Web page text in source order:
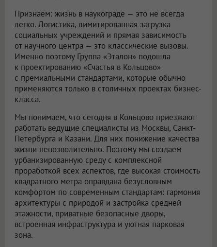
Признаем: жизнь в наукограде — это не всегда
легко. Логистика, лимитированная загрузка
социальных учреждений и прямая зависимость
от научного центра — это классические вызовы.
Именно поэтому Группа «Эталон» подошла
к проектированию «Счастья в Кольцово»
с премиальными стандартами, которые обычно
применяются только в столичных проектах бизнес-
класса.
Мы понимаем, что сегодня в Кольцово приезжают
работать ведущие специалисты из Москвы, Санкт-
Петербурга и Казани. Для них понижение качества
жизни непозволительно. Поэтому мы создаем
урбанизированную среду с комплексной
проработкой всех аспектов, где высокая стоимость
квадратного метра оправдана безусловным
комфортом по современным стандартам: гармония
архитектуры с природой и застройка средней
этажности, приватные безопасные дворы,
встроенная инфраструктура и уютная парковая
зона.